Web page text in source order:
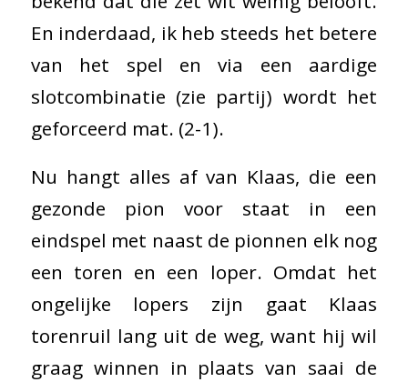
En inderdaad, ik heb steeds het betere
van het spel en via een aardige
slotcombinatie (zie partij) wordt het
geforceerd mat. (2-1).
Nu hangt alles af van Klaas, die een
gezonde pion voor staat in een
eindspel met naast de pionnen elk nog
een toren en een loper. Omdat het
ongelijke lopers zijn gaat Klaas
torenruil lang uit de weg, want hij wil
graag winnen in plaats van saai de